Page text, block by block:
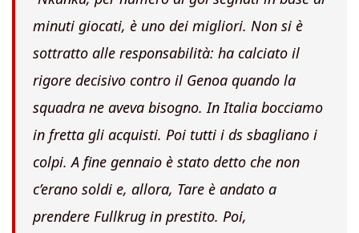
minuti giocati, è uno dei migliori. Non si è
sottratto alle responsabilità: ha calciato il
rigore decisivo contro il Genoa quando la
squadra ne aveva bisogno. In Italia bocciamo
in fretta gli acquisti. Poi tutti i ds sbagliano i
colpi. A fine gennaio è stato detto che non
c’erano soldi e, allora, Tare è andato a
prendere Fullkrug in prestito. Poi,